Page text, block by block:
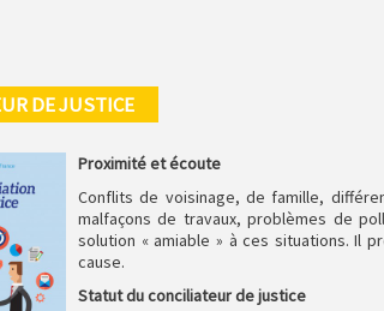
DE JUSTICE
Proximité et écoute
Conflits de voisinage, de famille,
malfaçons de travaux, problèmes de
solution « amiable » à ces situations. Il
cause.
Statut du conciliateur de justice